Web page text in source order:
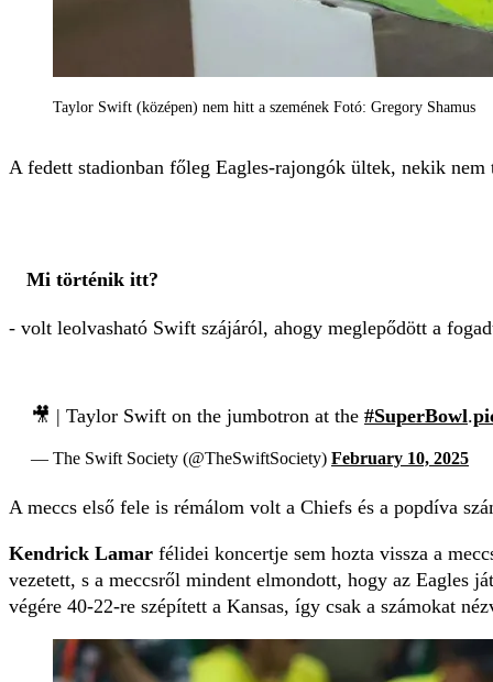
Taylor Swift (középen) nem hitt a szemének Fotó: Gregory Shamus
A fedett stadionban főleg Eagles-rajongók ültek, nekik
Mi történik itt?
- volt leolvasható Swift szájáról, ahogy meglepődött a
🎥 | Taylor Swift on the jumbotron at the #SuperBowl.
— The Swift Society (@TheSwiftSociety) February 10, 2025
A meccs első fele is rémálom volt a Chiefs és a popdíva
Kendrick Lamar félidei koncertje sem hozta vissza a
vezetett, s a meccsről mindent elmondott, hogy az Eagles
végére 40-22-re szépített a Kansas, így csak a számokat